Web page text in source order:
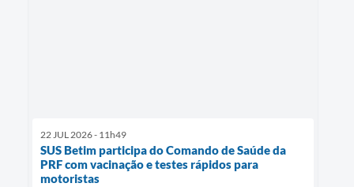
22 JUL 2026 - 11h49
SUS Betim participa do Comando de Saúde da
PRF com vacinação e testes rápidos para
motoristas